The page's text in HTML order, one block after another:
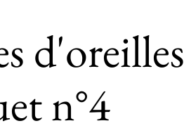
d'oreilles
n°4